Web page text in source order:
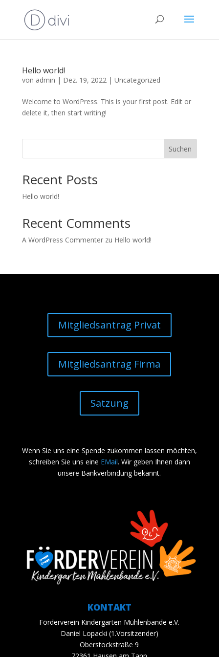
Hello world!
von admin | Dez. 19, 2022| Uncategorized
Welcome to WordPress. This is your first post. Edit or
delete it, then start writing!
Suchen
Recent Posts
Hello world!
Recent Comments
A WordPress Commenterzu Hello world!
Mitgliedsantrag Privat
Mitgliedsantrag Firma
Satzung
Wenn Sie uns eine Spende zukommen lassen möchten,
schreiben Sie uns eine EMail. Wir geben Ihnen dann
unsere Bankverbindung bekannt.
KONTAKT
Förderverein Kindergarten Mühlenbande e.V.
Daniel Lopacki (1.Vorsitzender)
Oberstockstraße 9